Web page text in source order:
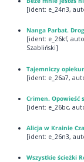
[ident: e_24n3,
Nanga Parbat.
[ident: e_26kf,
Szabliński]
Tajemniczy
[ident: e_26a7,
Crimen. Opowieść
[ident: e_26bc,
Alicja w Krainie
[ident: e_26n3,
Wszystkie ścieżki